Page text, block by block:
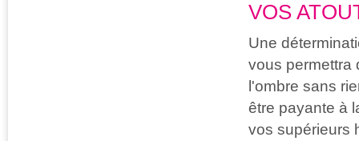
VOS
Une
vous permettra
l'ombre sans
être payante à
vos supérieurs